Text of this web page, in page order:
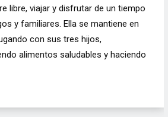
libre, viajar y disfrutar de un tiempo
y familiares. Ella se mantiene en
con sus tres hijos,
alimentos saludables y haciendo